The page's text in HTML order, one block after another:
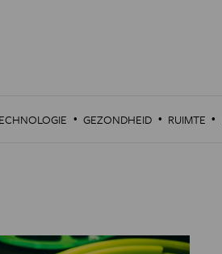
· GEZONDHEID · RUIMTE ·